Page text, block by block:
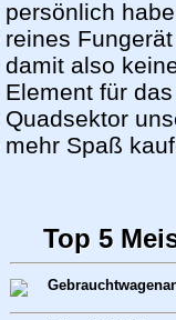
persönlich
reines
damit also
Element für
Quadsektor
mehr Spaß
Top 5